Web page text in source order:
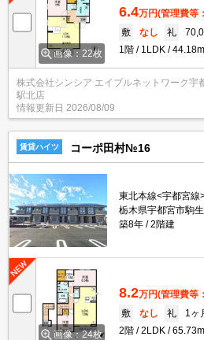
画像：22枚
6.4万円(管理費等
敷
なし 礼
1階
1LDK
株式会社シンシア エイブルネットワーク宇
駅北店
情報更新日 2026/08/09
賃貸ハイツ コーポ田村№16
東北本線<宇都宮線
栃木県宇都宮市駒
築8年
2階建
画像：24枚
8.2万円(管理費等
敷
なし 礼
1ヶ
2階
2LDK